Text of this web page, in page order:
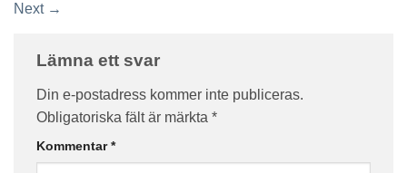
Next →
Lämna ett svar
Din e-postadress kommer inte publiceras.
Obligatoriska fält är märkta *
Kommentar*